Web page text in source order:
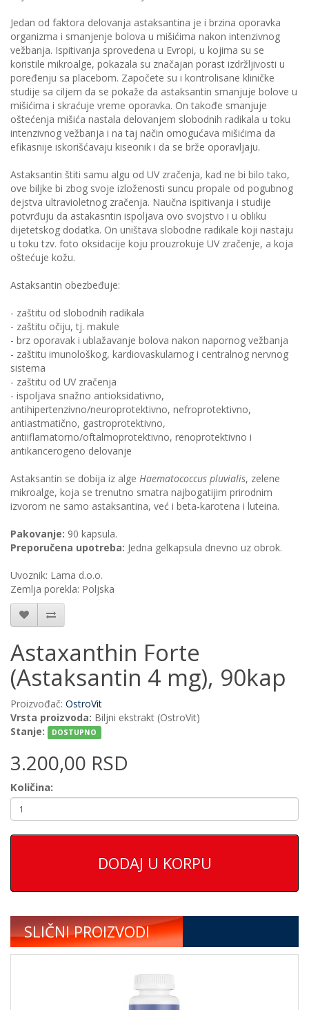
Jedan od faktora delovanja astaksantina je i brzina oporavka
organizma i smanjenje bolova u mišićima nakon intenzivnog
vežbanja. Ispitivanja sprovedena u Evropi, u kojima su se
koristile mikroalge, pokazala su značajan porast izdržljivosti u
poređenju sa placebom. Započete su i kontrolisane kliničke
studije sa ciljem da se pokaže da astaksantin smanjuje bolove u
mišićima i skraćuje vreme oporavka. On takođe smanjuje
oštećenja mišića nastala delovanjem slobodnih radikala u toku
intenzivnog vežbanja i na taj način omogućava mišićima da
efikasnije iskorišćavaju kiseonik i da se brže oporavljaju.
Astaksantin štiti samu algu od UV zračenja, kad ne bi bilo tako,
ove biljke bi zbog svoje izloženosti suncu propale od pogubnog
dejstva ultravioletnog zračenja. Naučna ispitivanja i studije
potvrđuju da astakasntin ispoljava ovo svojstvo i u obliku
dijetetskog dodatka. On uništava slobodne radikale koji nastaju
u toku tzv. foto oksidacije koju prouzrokuje UV zračenje, a koja
oštećuje kožu.
Astaksantin obezbeđuje:
- zaštitu od slobodnih radikala
- zaštitu očiju, tj. makule
- brz oporavak i ublažavanje bolova nakon napornog vežbanja
- zaštitu imunološkog, kardiovaskularnog i centralnog nervnog
sistema
- zaštitu od UV zračenja
- ispoljava snažno antioksidativno,
antihipertenzivno/neuroprotektivno, nefroprotektivno,
antiastmatično, gastroprotektivno,
antiiflamatorno/oftalmoprotektivno, renoprotektivno i
antikancerogeno delovanje
Astaksantin se dobija iz alge Haematococcus pluvialis, zelene
mikroalge, koja se trenutno smatra najbogatijim prirodnim
izvorom ne samo astaksantina, već i beta-karotena i luteina.
Pakovanje: 90 kapsula.
Preporučena upotreba: Jedna gelkapsula dnevno uz obrok.
Uvoznik: Lama d.o.o.
Zemlja porekla: Poljska
Astaxanthin Forte
(Astaksantin 4 mg), 90kap
Proizvođač: OstroVit
Vrsta proizvoda: Biljni ekstrakt (OstroVit)
Stanje:
DOSTUPNO
3.200,00 RSD
Količina:
DODAJ U KORPU
SLIČNI PROIZVODI